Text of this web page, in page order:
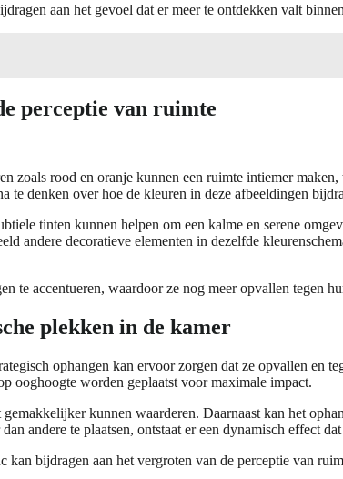
aan het gevoel dat er meer te ontdekken valt
perceptie van ruimte
zoals rood en oranje kunnen een ruimte intiemer
denken over hoe de kleuren in deze afbeeldingen
tinten kunnen helpen om een kalme en serene
andere decoratieve elementen in dezelfde
te accentueren, waardoor ze nog meer opvallen tegen
plekken in de kamer
ophangen kan ervoor zorgen dat ze opvallen en
ooghoogte worden geplaatst voor maximale impact.
kunnen waarderen. Daarnaast kan het
andere te plaatsen, ontstaat er een dynamisch effect
bijdragen aan het vergroten van de perceptie van